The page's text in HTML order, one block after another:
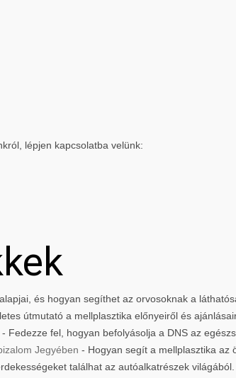
lépjen kapcsolatba velünk:
és hogyan segíthet az orvosoknak a
útmutató a mellplasztika előnyeiről és
- Fedezze fel, hogyan befolyásolja a DNS az
Jegyében - Hogyan segít a mellplasztika az
találhat az autóalkatrészek világából.